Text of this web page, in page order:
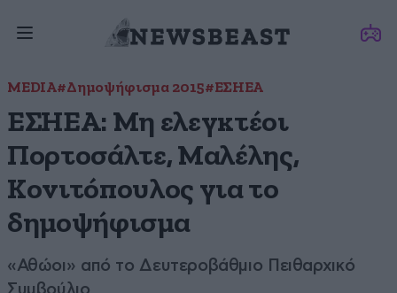
MEDIA#Δημοψήφισμα 2015#ΕΣΗΕΑ
ΕΣΗΕΑ: Μη ελεγκτέοι
Πορτοσάλτε, Μαλέλης,
Κονιτόπουλος για το
δημοψήφισμα
«Αθώοι» από το Δευτεροβάθμιο Πειθαρχικό
Συμβούλιο